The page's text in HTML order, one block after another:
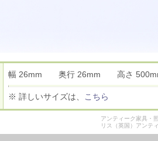
幅 26mm 奥行 26mm 高さ
※ 詳しいサイズは、 こちら
アンティーク家具・
リス（英国）アンテ